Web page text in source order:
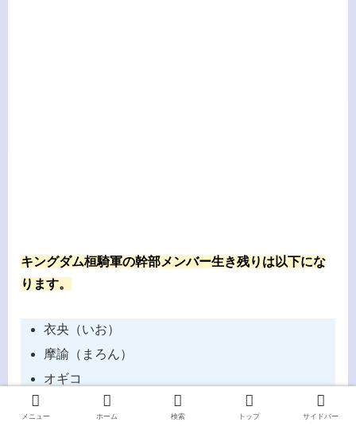
キングダム桓騎軍の幹部メンバー生き残りは以下にな
ります。
衣央（いお）
摩諭（まろん）
オギコ
メニュー ホーム 検索 トップ サイドバー